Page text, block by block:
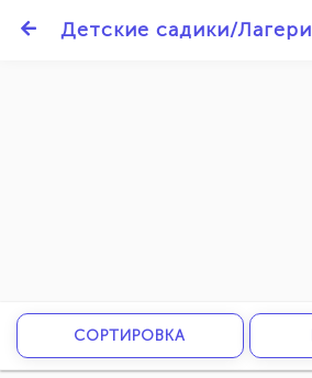
Детские садики/Лагери
СОРТИРОВКА